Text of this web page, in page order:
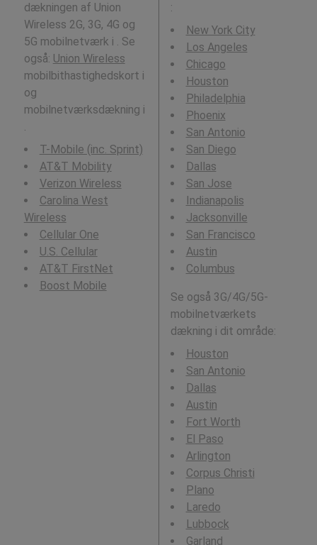
dækningen af Union
Wireless 2G, 3G, 4G og
5G mobilnetværk i . Se
også: Union Wireless
mobilbithastighedskort i
og
mobilnetværksdækning i
.
T-Mobile (inc. Sprint)
AT&T Mobility
Verizon Wireless
Carolina West
Wireless
Cellular One
U.S. Cellular
AT&T FirstNet
Boost Mobile
:
New York City
Los Angeles
Chicago
Houston
Philadelphia
Phoenix
San Antonio
San Diego
Dallas
San Jose
Indianapolis
Jacksonville
San Francisco
Austin
Columbus
Se også 3G/4G/5G-
mobilnetværkets
dækning i dit område:
Houston
San Antonio
Dallas
Austin
Fort Worth
El Paso
Arlington
Corpus Christi
Plano
Laredo
Lubbock
Garland